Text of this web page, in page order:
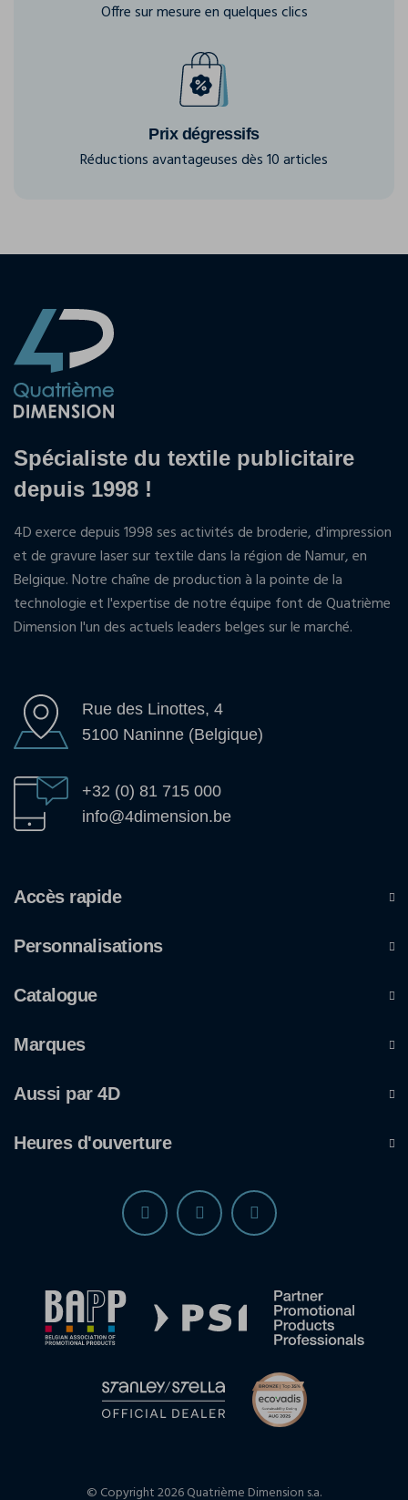
Offre sur mesure en quelques clics
Prix dégressifs
Réductions avantageuses dès 10 articles
Spécialiste du textile publicitaire
depuis 1998 !
4D exerce depuis 1998 ses activités de broderie, d'impression
et de gravure laser sur textile dans la région de Namur, en
Belgique. Notre chaîne de production à la pointe de la
technologie et l'expertise de notre équipe font de Quatrième
Dimension l'un des actuels leaders belges sur le marché.
Rue des Linottes, 4
5100 Naninne (Belgique)
+32 (0) 81 715 000
info@4dimension.be
Accès rapide
Personnalisations
Catalogue
Marques
Aussi par 4D
Heures d'ouverture
© Copyright 2026 Quatrième Dimension s.a.